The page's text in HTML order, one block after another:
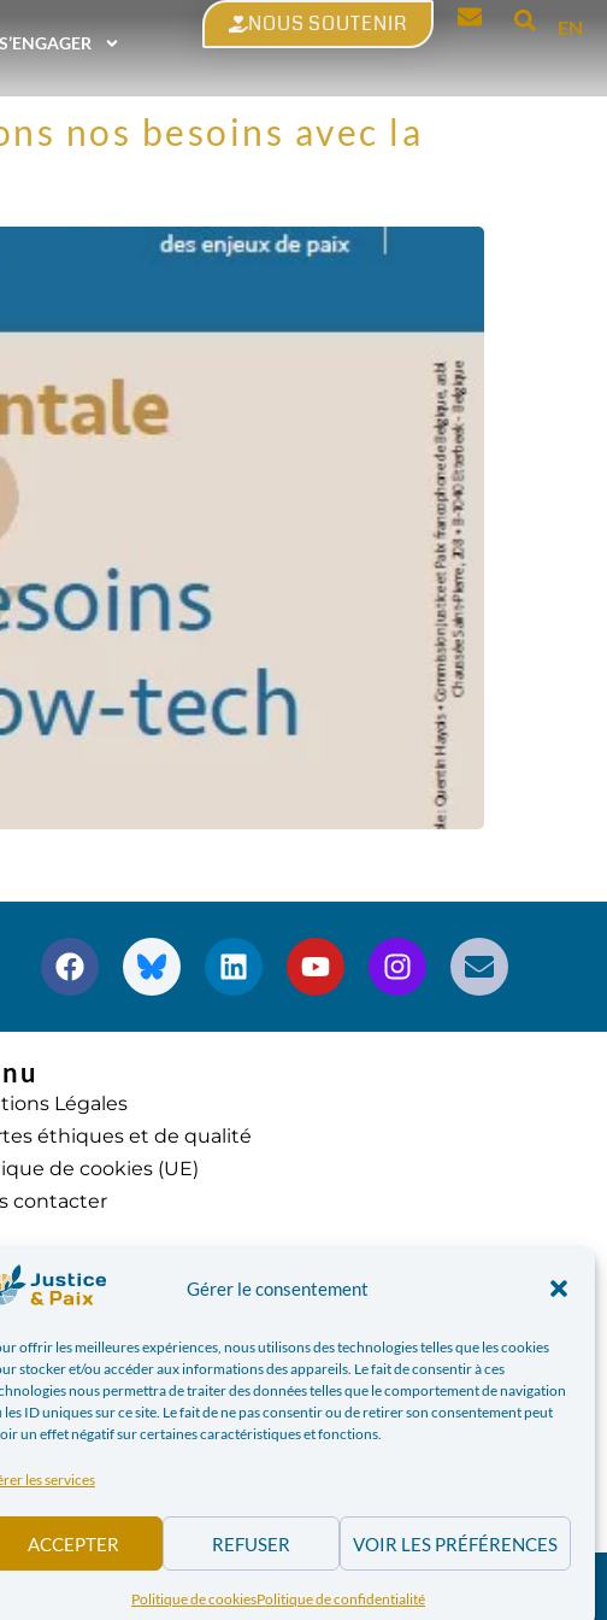
Gérer le consentement
offrir les meilleures expériences, nous utilisons des technologies telles que les cookies
stocker et/ou accéder aux informations des appareils. Le fait de consentir à ces
nous permettra de traiter des données telles que le comportement de navigation
les ID uniques sur ce site. Le fait de ne pas consentir ou de retirer son consentement peut
un effet négatif sur certaines caractéristiques et fonctions.
les services
ACCEPTER REFUSER VOIR LES PRÉFÉRENCES
Politique de cookiesPolitique de confidentialité
S’ENGAGER
NOUS SOUTENIR EN
nos besoins avec la
Légales
éthiques et de qualité
de cookies (UE)
contacter
| WEBDESIGN PARBANLIEUES ASBL